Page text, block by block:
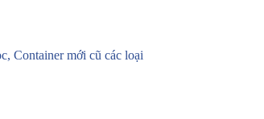
Container mới cũ các loại